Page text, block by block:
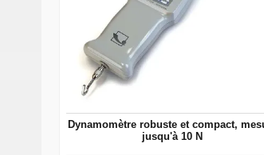
Dynamomètre robuste et compact,
jusqu'à 10 N